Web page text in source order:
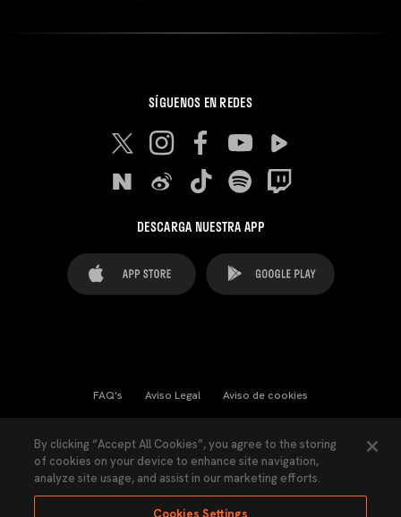
SÍGUENOS EN REDES
DESCARGA NUESTRA APP
FAQ's Aviso Legal Aviso de cookies
Ley Transparencia Política de Privacidad
Accesibilidad
By clicking “Accept All Cookies”, you agree to the storing
of cookies on your device to enhance site navigation,
analyze site usage, and assist in our marketing efforts.
Cookies Settings